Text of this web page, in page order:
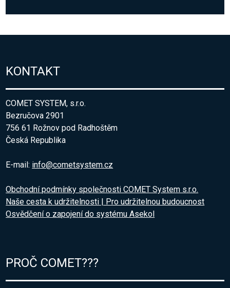
KONTAKT
COMET SYSTEM, s.r.o.
Bezručova 2901
756 61 Rožnov pod Radhoštěm
Česká Republika
E-mail: info@cometsystem.cz
Obchodní podmínky společnosti COMET System s.r.o.
Naše cesta k udržitelnosti | Pro udržitelnou budoucnost
Osvědčení o zapojení do systému Asekol
PROČ COMET???